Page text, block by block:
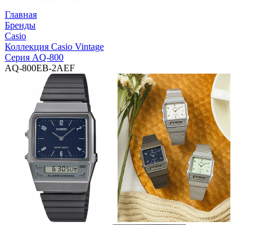
Главная
Бренды
Casio
Коллекция Casio Vintage
Серия AQ-800
AQ-800EB-2AEF